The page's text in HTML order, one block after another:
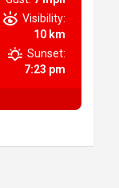
Visibility:
10 km
Sunset:
7:23 pm